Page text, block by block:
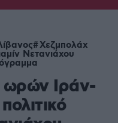
Χεζμπολάχ
Νετανιάχου
ωρών Ιράν-